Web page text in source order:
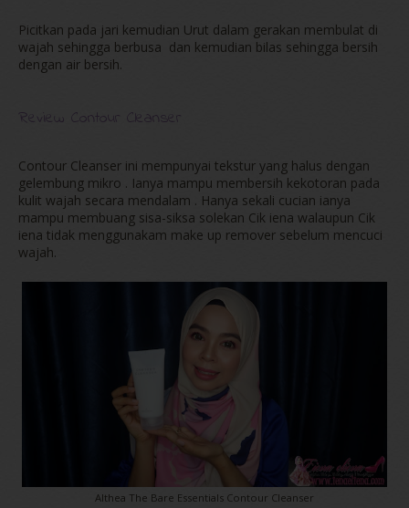
Picitkan pada jari kemudian Urut dalam gerakan membulat di
wajah sehingga berbusa dan kemudian bilas sehingga bersih
dengan air bersih.
Review Contour Cleanser
Contour Cleanser ini mempunyai tekstur yang halus dengan
gelembung mikro . Ianya mampu membersih kekotoran pada
kulit wajah secara mendalam . Hanya sekali cucian ianya
mampu membuang sisa-siksa solekan Cik iena walaupun Cik
iena tidak menggunakam make up remover sebelum mencuci
wajah.
Althea The Bare Essentials Contour Cleanser